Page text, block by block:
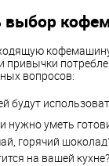
выбор
привычки
вопросов:
будут
нужно уметь
горячий
на вашей кухне?